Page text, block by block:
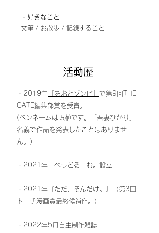
・好きなこと
文筆 / お散歩 / 記録すること
​活動歴​
・2019年 『あおとゾンビ』 で第9回THE
GATE編集部賞を受賞。
(ペンネームは誤植です。「吾妻ひかり」
名義で作品を発表したことはありませ
ん。)
・2021年 べっどるーむ。設立
・ 2021年 『ただ、そんだけ。』（第3回
トーチ漫画賞最終候補作。）
・2022年5月自主制作雑誌